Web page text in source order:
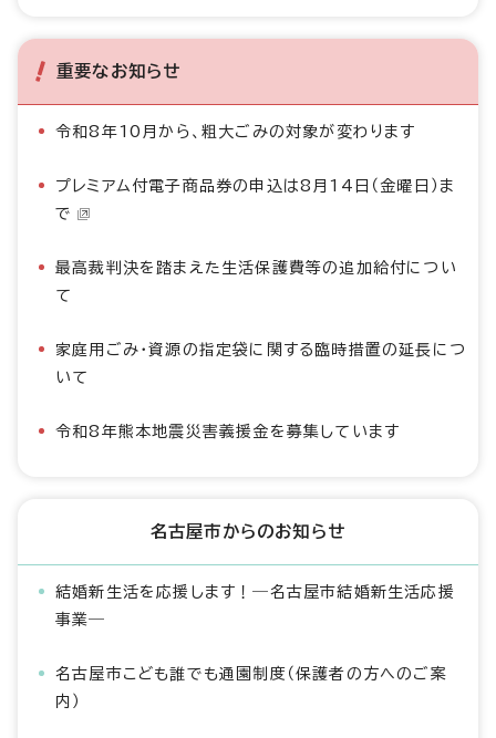
重要なお知らせ
令和8年10月から、粗大ごみの対象が変わります
プレミアム付電子商品券の申込は8月14日（金曜日）ま
で
最高裁判決を踏まえた生活保護費等の追加給付につい
て
家庭用ごみ・資源の指定袋に関する臨時措置の延長につ
いて
令和8年熊本地震災害義援金を募集しています
名古屋市からのお知らせ
結婚新生活を応援します！―名古屋市結婚新生活応援
事業―
名古屋市こども誰でも通園制度（保護者の方へのご案
内）